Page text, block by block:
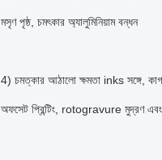
মসৃণ পৃষ্ঠ, চমৎকার অ্যালুমিনিয়াম বন্ধন
4) চমত্কার আঠালো ক্ষমতা inks সঙ্গে,
অফসেট প্রিন্টিং, rotogravure মুদ্রণ